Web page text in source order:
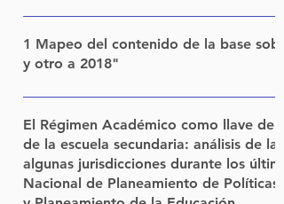
LINK
1 Mapeo del contenido de la base
y otro a 2018"
LEER
El Régimen Académico como llave
de la escuela secundaria: análisis de
algunas jurisdicciones durante los
Nacional de Planeamiento de